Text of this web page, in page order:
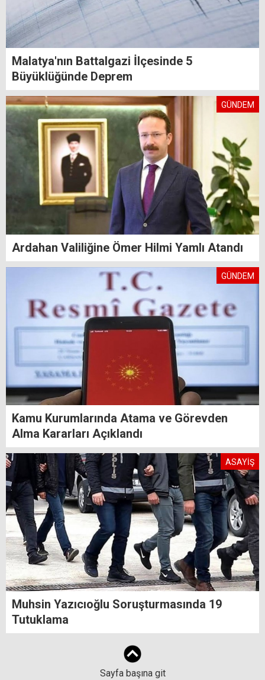
Malatya'nın Battalgazi İlçesinde 5
Büyüklüğünde Deprem
GÜNDEM
Ardahan Valiliğine Ömer Hilmi Yamlı Atandı
GÜNDEM
Kamu Kurumlarında Atama ve Görevden
Alma Kararları Açıklandı
ASAYİŞ
Muhsin Yazıcıoğlu Soruşturmasında 19
Tutuklama
Sayfa başına git